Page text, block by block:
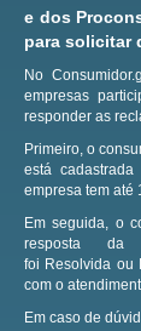
e dos
para solicitar
No
empresas
responder as
Primeiro, o
está
empresa tem até
Em seguida, o
resposta da
foi Resolvida ou
com o
Em caso de